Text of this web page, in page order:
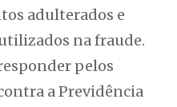
adulterados e
na fraude.
pelos
a Previdência